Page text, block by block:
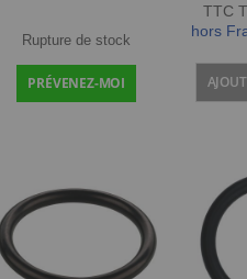
Rupture de stock
PRÉVENEZ-MOI
TTC
hors